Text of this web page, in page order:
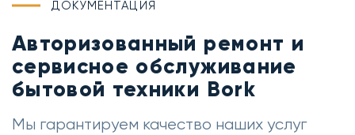
ДОКУМЕНТАЦИЯ
Авторизованный ремонт и
сервисное обслуживание
бытовой техники Bork
Мы гарантируем качество наших услуг